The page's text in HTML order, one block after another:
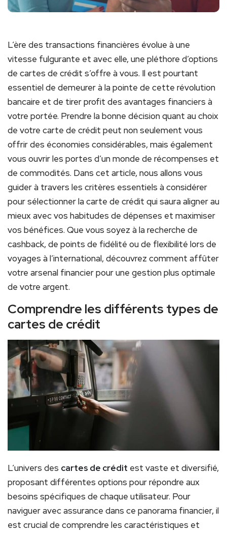
L’ère des transactions financières évolue à une
vitesse fulgurante et avec elle, une pléthore d’options
de cartes de crédit s’offre à vous. Il est pourtant
essentiel de demeurer à la pointe de cette révolution
bancaire et de tirer profit des avantages financiers à
votre portée. Prendre la bonne décision quant au choix
de votre carte de crédit peut non seulement vous
offrir des économies considérables, mais également
vous ouvrir les portes d’un monde de récompenses et
de commodités. Dans cet article, nous allons vous
guider à travers les critères essentiels à considérer
pour sélectionner la carte de crédit qui saura aligner au
mieux avec vos habitudes de dépenses et maximiser
vos bénéfices. Que vous soyez à la recherche de
cashback, de points de fidélité ou de flexibilité lors de
voyages à l’international, découvrez comment affûter
votre arsenal financier pour une gestion plus optimale
de votre argent.
Comprendre les différents types de
cartes de crédit
L’univers des cartes de crédit est vaste et diversifié,
proposant différentes options pour répondre aux
besoins spécifiques de chaque utilisateur. Pour
naviguer avec assurance dans ce panorama financier, il
est crucial de comprendre les caractéristiques et